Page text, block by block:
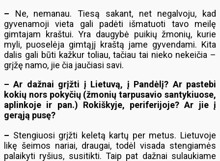
– Ne, nemanau. Tiesą sakant, net negalvoju, kad
gyvenamoji vieta gali padėti išmatuoti tavo meilę
gimtajam kraštui. Yra daugybė puikių žmonių, kurie
myli, puoselėja gimtąjį kraštą jame gyvendami. Kita
dalis gali būti kažkur toliau, tačiau tai nieko nekeičia –
grįžę namo, jie čia jaučiasi savi.
– Ar dažnai grįžti į Lietuvą, į Pandėlį? Ar pastebi
kokių nors pokyčių (žmonių tarpusavio santykiuose,
aplinkoje ir pan.) Rokiškyje, periferijoje? Ar jie į
gerąją pusę?
– Stengiuosi grįžti keletą kartų per metus. Lietuvoje
likę šeimos nariai, draugai, todėl visada stengiamės
palaikyti ryšius, susitikti. Taip pat dažnai sulaukiame